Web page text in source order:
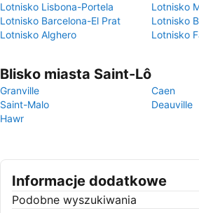
Lotnisko Lisbona-Portela
Lotnisko
Lotnisko Barcelona-El Prat
Lotnisko
Lotnisko Alghero
Lotnisko
Blisko miasta Saint-Lô
Granville
Caen
Saint-Malo
Deauville
Hawr
Informacje dodatkowe
Podobne wyszukiwania